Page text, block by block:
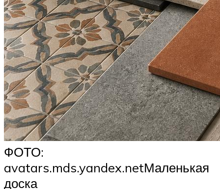
ФОТО:
avatars.mds.yandex.netМаленькая
доска